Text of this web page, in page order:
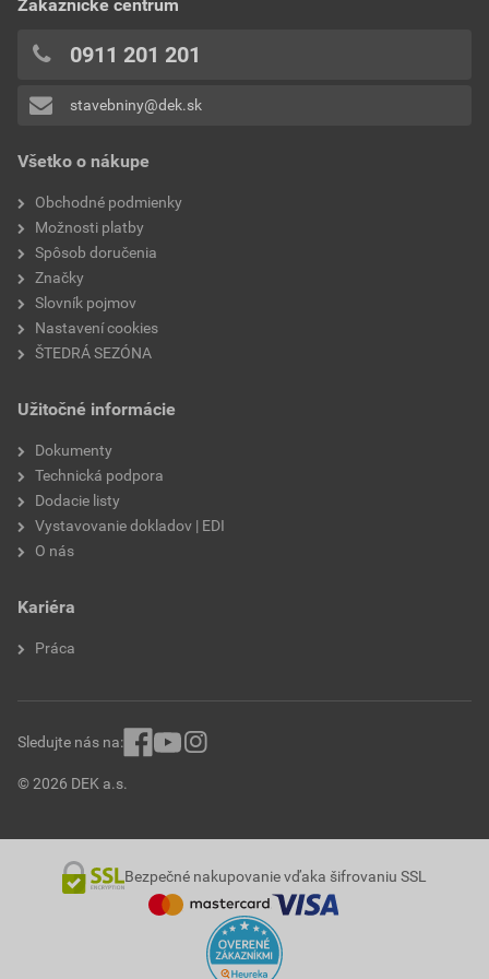
typ
Pridávať hodnotenie môže iba prihlásený užívateľ.
Všetko o nákupe
Obchodné podmienky
Možnosti platby
Spôsob doručenia
Značky
Slovník pojmov
Nastavení cookies
ŠTEDRÁ SEZÓNA
Užitočné informácie
Dokumenty
Technická podpora
Dodacie listy
Vystavovanie dokladov | EDI
O nás
Kariéra
Práca
Zákaznícke centrum
0911 201 201
stavebniny@dek.sk
© 2026 DEK a.s.
Sledujte nás na:
Bezpečné nakupovanie vďaka šifrovaniu SSL